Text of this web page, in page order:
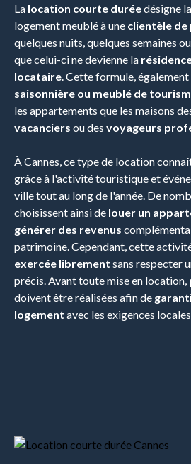
La location courte duréedésigne
logement meublé à une clientèle de
quelques nuits, quelques semaines
que celui-ci ne devienne la
locataire. Cette formule,
saisonnière ou meublé de
les appartements que les maisons
vacanciers ou des voyageurs
À Cannes, ce type de location
grâce à l'activité touristique et
ville tout au long de l'année. De
choisissent ainsi de louer un
générer des revenus
patrimoine. Cependant, cette
exercée librement sans respecter
précis. Avant toute mise en location,
doivent être réalisées afin de
logement avec les exigences